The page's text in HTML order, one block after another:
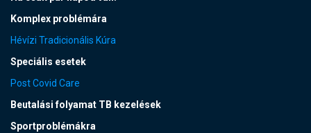
Komplex problémára
Hévízi Tradicionális Kúra
Speciális esetek
Post Covid Care
Beutalási folyamat TB kezelések
Sportproblémákra